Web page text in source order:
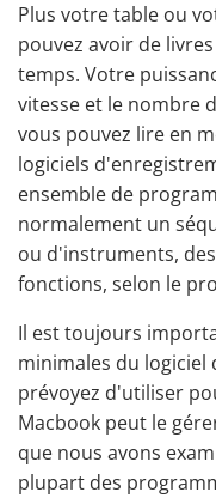
Plus votre table ou
pouvez avoir de
temps. Votre
vitesse et le nombre
vous pouvez lire en
logiciels
ensemble de
normalement un
ou d'instruments,
fonctions, selon le
Il est toujours
minimales du logiciel
prévoyez d'utiliser
Macbook peut le
que nous avons
plupart des